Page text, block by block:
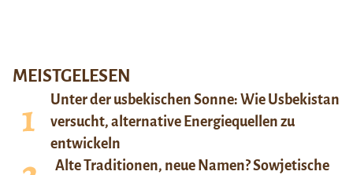
MEISTGELESEN
Unter der usbekischen Sonne: Wie Usbekistan
versucht, alternative Energiequellen zu
entwickeln
Alte Traditionen, neue Namen? Sowjetische